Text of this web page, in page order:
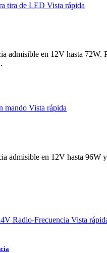
Vista rápida
en 12V hasta 72W.
Vista rápida
en 12V hasta 96W
Vista